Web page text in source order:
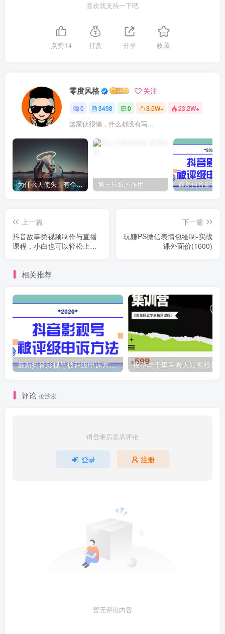
喜欢就支持一下吧
点赞14 打赏 分享 收藏
零度风格 关注
0 3498 0 3.5W+ 23.2W+
这家伙很懒，什么都没有写...
为什么天使头上有个圈？ 第三只眼的作用
上一篇
抖音故事类视频制作与直播
课程，小白也可以轻松上手
下一篇
玩赚PS微信表情包绘制-实战
课外面价(1600)
相关推荐
最新抖音影视号被评级申诉方法视频教程
评论 抢沙发
请登录后发表评论
登录 注册
暂无评论内容